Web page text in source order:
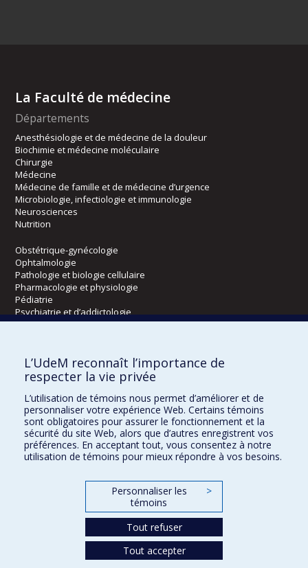
La Faculté de médecine
Départements
Anesthésiologie et de médecine de la douleur
Biochimie et médecine moléculaire
Chirurgie
Médecine
Médecine de famille et de médecine d’urgence
Microbiologie, infectiologie et immunologie
Neurosciences
Nutrition
Obstétrique-gynécologie
Ophtalmologie
Pathologie et biologie cellulaire
Pharmacologie et physiologie
Pédiatrie
Psychiatrie et d’addictologie
Radiologie, radio-oncologie et médecine nucléaire
Écoles
Orthophonie et audiologie
Réadaptation
Directions
L’UdeM reconnaît l’importance de
respecter la vie privée
L’utilisation de témoins nous permet d’améliorer et de
personnaliser votre expérience Web. Certains témoins
sont obligatoires pour assurer le fonctionnement et la
sécurité du site Web, alors que d’autres enregistrent vos
préférences. En acceptant tout, vous consentez à notre
utilisation de témoins pour mieux répondre à vos besoins.
Personnaliser les
témoins
>
Tout refuser
Tout accepter